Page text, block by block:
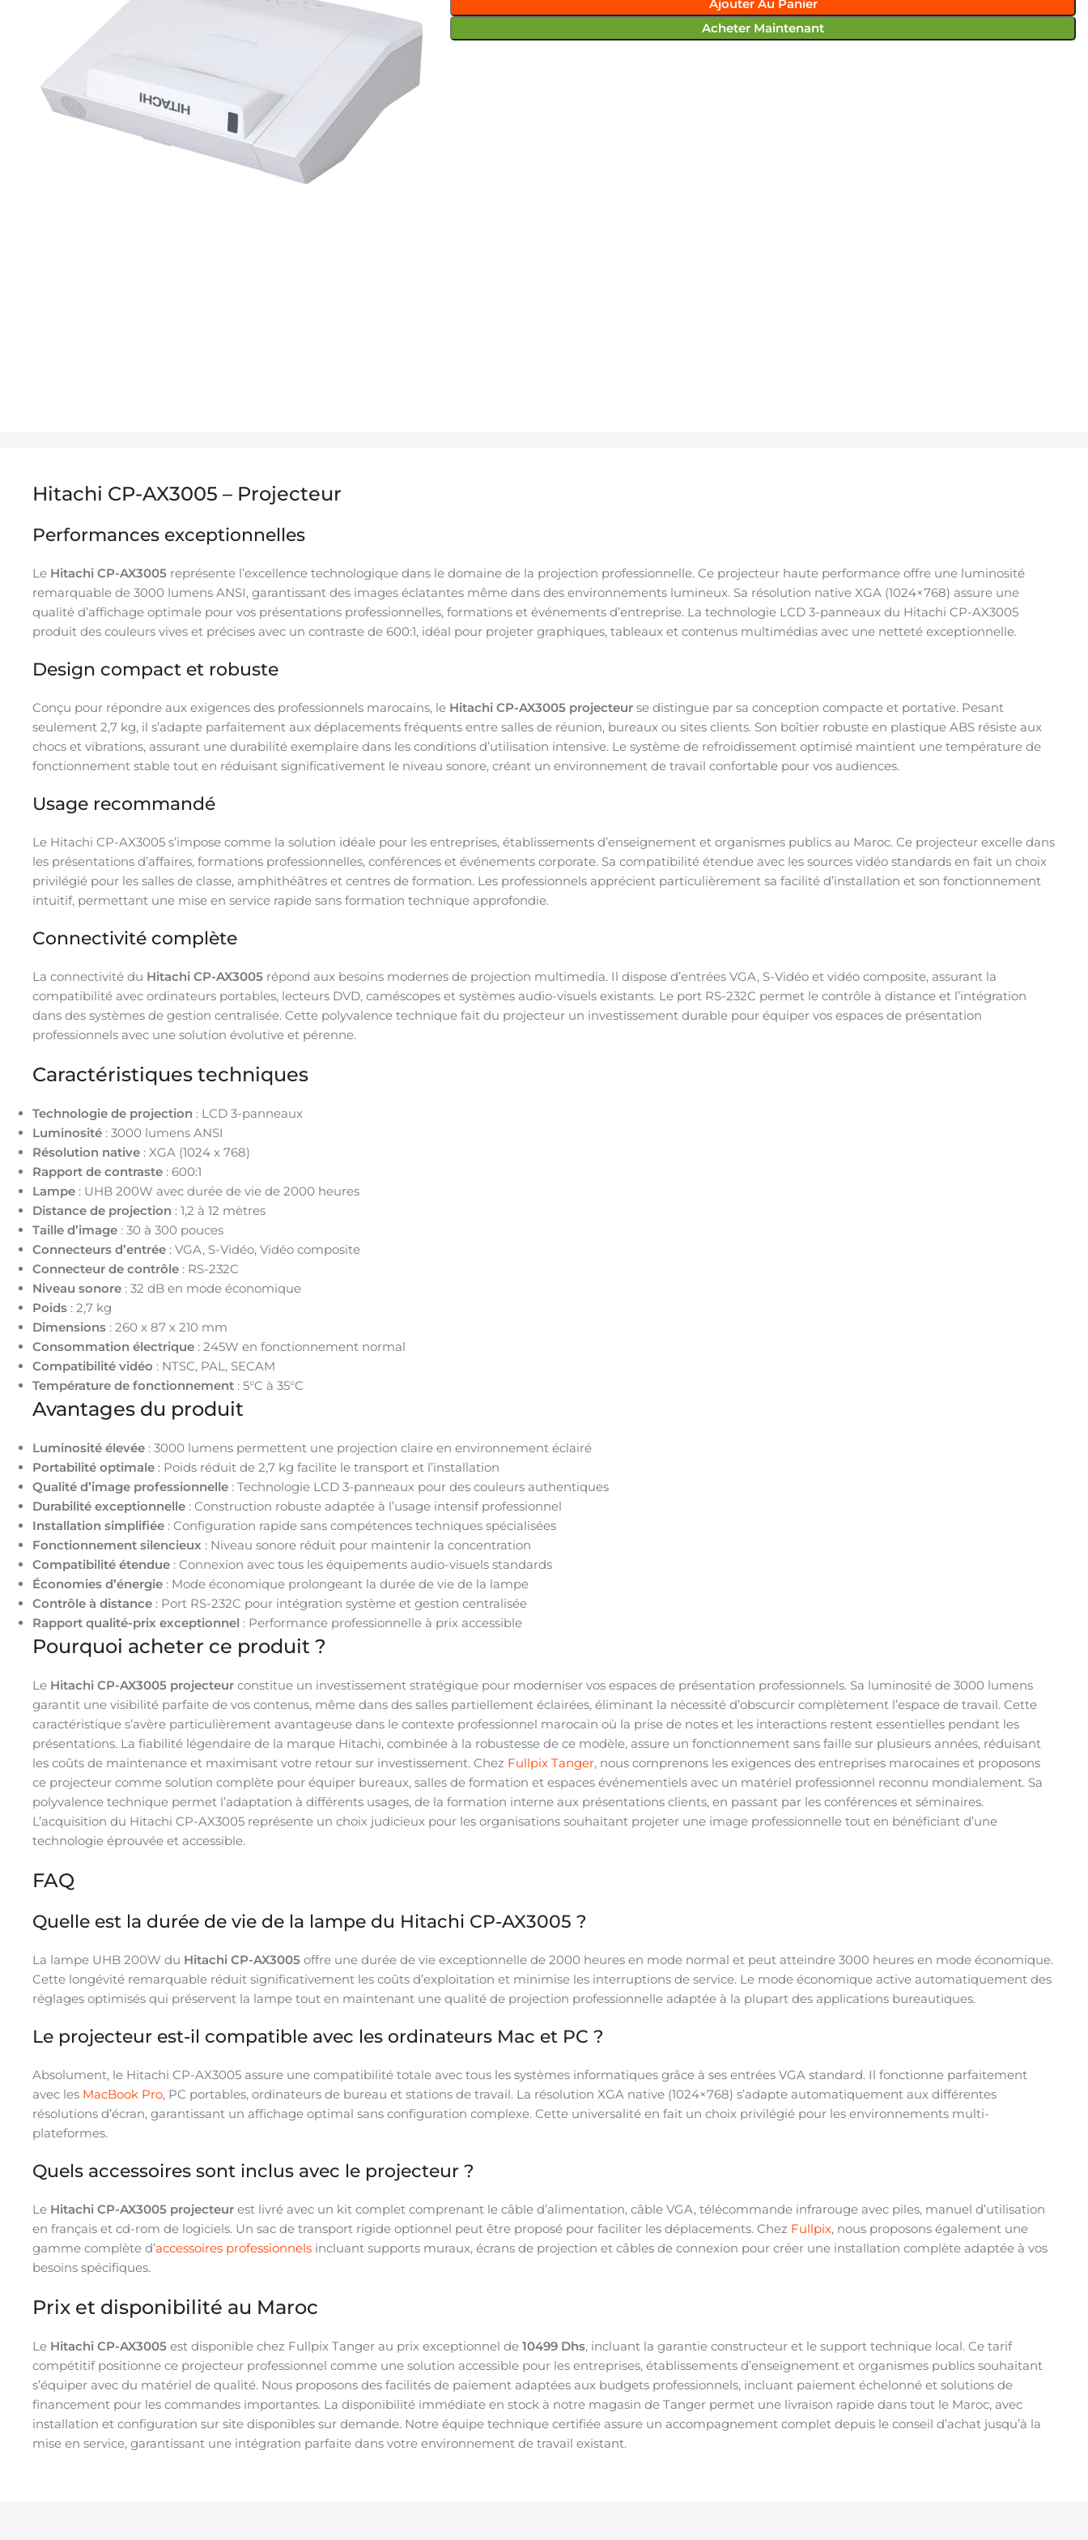
Ajouter Au Panier
Acheter Maintenant
Hitachi CP-AX3005 – Projecteur
Performances exceptionnelles
Le Hitachi CP-AX3005 représente l’excellence technologique dans le domaine de la projection professionnelle. Ce projecteur haute performance offre une luminosité
remarquable de 3000 lumens ANSI, garantissant des images éclatantes même dans des environnements lumineux. Sa résolution native XGA (1024×768) assure une
qualité d’affichage optimale pour vos présentations professionnelles, formations et événements d’entreprise. La technologie LCD 3-panneaux du Hitachi CP-AX3005
produit des couleurs vives et précises avec un contraste de 600:1, idéal pour projeter graphiques, tableaux et contenus multimédias avec une netteté exceptionnelle.
Design compact et robuste
Conçu pour répondre aux exigences des professionnels marocains, le Hitachi CP-AX3005 projecteur se distingue par sa conception compacte et portative. Pesant
seulement 2,7 kg, il s’adapte parfaitement aux déplacements fréquents entre salles de réunion, bureaux ou sites clients. Son boîtier robuste en plastique ABS résiste aux
chocs et vibrations, assurant une durabilité exemplaire dans les conditions d’utilisation intensive. Le système de refroidissement optimisé maintient une température de
fonctionnement stable tout en réduisant significativement le niveau sonore, créant un environnement de travail confortable pour vos audiences.
Usage recommandé
Le Hitachi CP-AX3005 s’impose comme la solution idéale pour les entreprises, établissements d’enseignement et organismes publics au Maroc. Ce projecteur excelle dans
les présentations d’affaires, formations professionnelles, conférences et événements corporate. Sa compatibilité étendue avec les sources vidéo standards en fait un choix
privilégié pour les salles de classe, amphithéâtres et centres de formation. Les professionnels apprécient particulièrement sa facilité d’installation et son fonctionnement
intuitif, permettant une mise en service rapide sans formation technique approfondie.
Connectivité complète
La connectivité du Hitachi CP-AX3005 répond aux besoins modernes de projection multimedia. Il dispose d’entrées VGA, S-Vidéo et vidéo composite, assurant la
compatibilité avec ordinateurs portables, lecteurs DVD, caméscopes et systèmes audio-visuels existants. Le port RS-232C permet le contrôle à distance et l’intégration
dans des systèmes de gestion centralisée. Cette polyvalence technique fait du projecteur un investissement durable pour équiper vos espaces de présentation
professionnels avec une solution évolutive et pérenne.
Caractéristiques techniques
Technologie de projection : LCD 3-panneaux
Luminosité : 3000 lumens ANSI
Résolution native : XGA (1024 x 768)
Rapport de contraste : 600:1
Lampe : UHB 200W avec durée de vie de 2000 heures
Distance de projection : 1,2 à 12 mètres
Taille d’image : 30 à 300 pouces
Connecteurs d’entrée : VGA, S-Vidéo, Vidéo composite
Connecteur de contrôle : RS-232C
Niveau sonore : 32 dB en mode économique
Poids : 2,7 kg
Dimensions : 260 x 87 x 210 mm
Consommation électrique : 245W en fonctionnement normal
Compatibilité vidéo : NTSC, PAL, SECAM
Température de fonctionnement : 5°C à 35°C
Avantages du produit
Luminosité élevée : 3000 lumens permettent une projection claire en environnement éclairé
Portabilité optimale : Poids réduit de 2,7 kg facilite le transport et l’installation
Qualité d’image professionnelle : Technologie LCD 3-panneaux pour des couleurs authentiques
Durabilité exceptionnelle : Construction robuste adaptée à l’usage intensif professionnel
Installation simplifiée : Configuration rapide sans compétences techniques spécialisées
Fonctionnement silencieux : Niveau sonore réduit pour maintenir la concentration
Compatibilité étendue : Connexion avec tous les équipements audio-visuels standards
Économies d’énergie : Mode économique prolongeant la durée de vie de la lampe
Contrôle à distance : Port RS-232C pour intégration système et gestion centralisée
Rapport qualité-prix exceptionnel : Performance professionnelle à prix accessible
Pourquoi acheter ce produit ?
Le Hitachi CP-AX3005 projecteur constitue un investissement stratégique pour moderniser vos espaces de présentation professionnels. Sa luminosité de 3000 lumens
garantit une visibilité parfaite de vos contenus, même dans des salles partiellement éclairées, éliminant la nécessité d’obscurcir complètement l’espace de travail. Cette
caractéristique s’avère particulièrement avantageuse dans le contexte professionnel marocain où la prise de notes et les interactions restent essentielles pendant les
présentations. La fiabilité légendaire de la marque Hitachi, combinée à la robustesse de ce modèle, assure un fonctionnement sans faille sur plusieurs années, réduisant
les coûts de maintenance et maximisant votre retour sur investissement. Chez Fullpix Tanger, nous comprenons les exigences des entreprises marocaines et proposons
ce projecteur comme solution complète pour équiper bureaux, salles de formation et espaces événementiels avec un matériel professionnel reconnu mondialement. Sa
polyvalence technique permet l’adaptation à différents usages, de la formation interne aux présentations clients, en passant par les conférences et séminaires.
L’acquisition du Hitachi CP-AX3005 représente un choix judicieux pour les organisations souhaitant projeter une image professionnelle tout en bénéficiant d’une
technologie éprouvée et accessible.
FAQ
Quelle est la durée de vie de la lampe du Hitachi CP-AX3005 ?
La lampe UHB 200W du Hitachi CP-AX3005 offre une durée de vie exceptionnelle de 2000 heures en mode normal et peut atteindre 3000 heures en mode économique.
Cette longévité remarquable réduit significativement les coûts d’exploitation et minimise les interruptions de service. Le mode économique active automatiquement des
réglages optimisés qui préservent la lampe tout en maintenant une qualité de projection professionnelle adaptée à la plupart des applications bureautiques.
Le projecteur est-il compatible avec les ordinateurs Mac et PC ?
Absolument, le Hitachi CP-AX3005 assure une compatibilité totale avec tous les systèmes informatiques grâce à ses entrées VGA standard. Il fonctionne parfaitement
avec les MacBook Pro, PC portables, ordinateurs de bureau et stations de travail. La résolution XGA native (1024×768) s’adapte automatiquement aux différentes
résolutions d’écran, garantissant un affichage optimal sans configuration complexe. Cette universalité en fait un choix privilégié pour les environnements multi-
plateformes.
Quels accessoires sont inclus avec le projecteur ?
Le Hitachi CP-AX3005 projecteur est livré avec un kit complet comprenant le câble d’alimentation, câble VGA, télécommande infrarouge avec piles, manuel d’utilisation
en français et cd-rom de logiciels. Un sac de transport rigide optionnel peut être proposé pour faciliter les déplacements. Chez Fullpix, nous proposons également une
gamme complète d’accessoires professionnels incluant supports muraux, écrans de projection et câbles de connexion pour créer une installation complète adaptée à vos
besoins spécifiques.
Prix et disponibilité au Maroc
Le Hitachi CP-AX3005 est disponible chez Fullpix Tanger au prix exceptionnel de 10499 Dhs, incluant la garantie constructeur et le support technique local. Ce tarif
compétitif positionne ce projecteur professionnel comme une solution accessible pour les entreprises, établissements d’enseignement et organismes publics souhaitant
s’équiper avec du matériel de qualité. Nous proposons des facilités de paiement adaptées aux budgets professionnels, incluant paiement échelonné et solutions de
financement pour les commandes importantes. La disponibilité immédiate en stock à notre magasin de Tanger permet une livraison rapide dans tout le Maroc, avec
installation et configuration sur site disponibles sur demande. Notre équipe technique certifiée assure un accompagnement complet depuis le conseil d’achat jusqu’à la
mise en service, garantissant une intégration parfaite dans votre environnement de travail existant.